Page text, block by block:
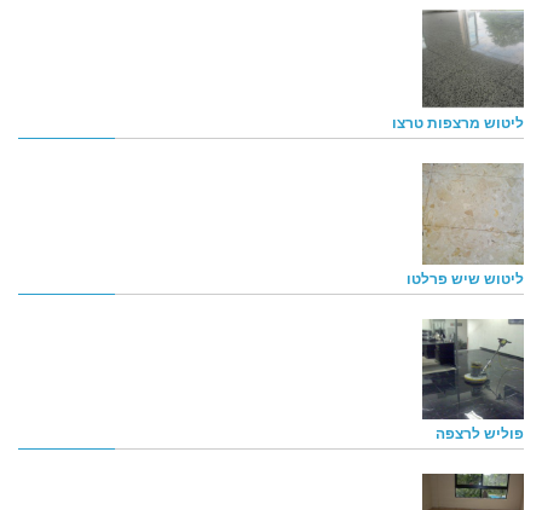
ליטוש מרצפות טרצו
ליטוש שיש פרלטו
פוליש לרצפה